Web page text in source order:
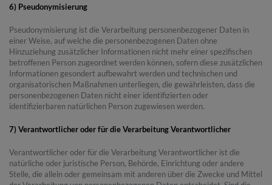
6) Pseudonymisierung
Pseudonymisierung ist die Verarbeitung personenbezogener Daten in
einer Weise, auf welche die personenbezogenen Daten ohne
Hinzuziehung zusätzlicher Informationen nicht mehr einer spezifischen
betroffenen Person zugeordnet werden können, sofern diese zusätzlichen
Informationen gesondert aufbewahrt werden und technischen und
organisatorischen Maßnahmen unterliegen, die gewährleisten, dass die
personenbezogenen Daten nicht einer identifizierten oder
identifizierbaren natürlichen Person zugewiesen werden.
7) Verantwortlicher oder für die Verarbeitung Verantwortlicher
Verantwortlicher oder für die Verarbeitung Verantwortlicher ist die
natürliche oder juristische Person, Behörde, Einrichtung oder andere
Stelle, die allein oder gemeinsam mit anderen über die Zwecke und Mittel